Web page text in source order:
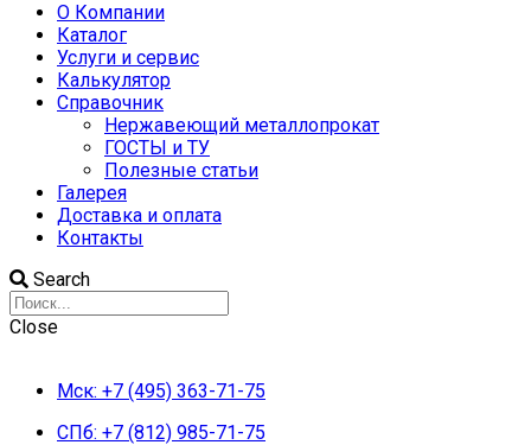
О Компании
Каталог
Услуги и сервис
Калькулятор
Справочник
Нержавеющий металлопрокат
ГОСТЫ и ТУ
Полезные статьи
Галерея
Доставка и оплата
Контакты
Search
Close
Мск: +7 (495) 363-71-75
СПб: +7 (812) 985-71-75